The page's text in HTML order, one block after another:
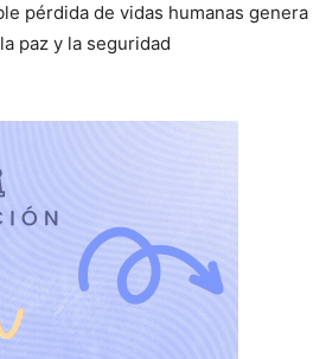
pérdida de vidas humanas genera
paz y la seguridad